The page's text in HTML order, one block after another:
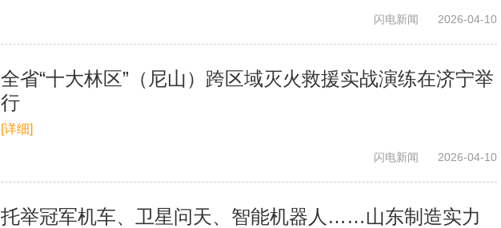
闪电新闻 2026-04-10
全省“十大林区”（尼山）跨区域灭火救援实战演练在济宁举
行
[详细]
闪电新闻 2026-04-10
托举冠军机车、卫星问天、智能机器人……山东制造实力